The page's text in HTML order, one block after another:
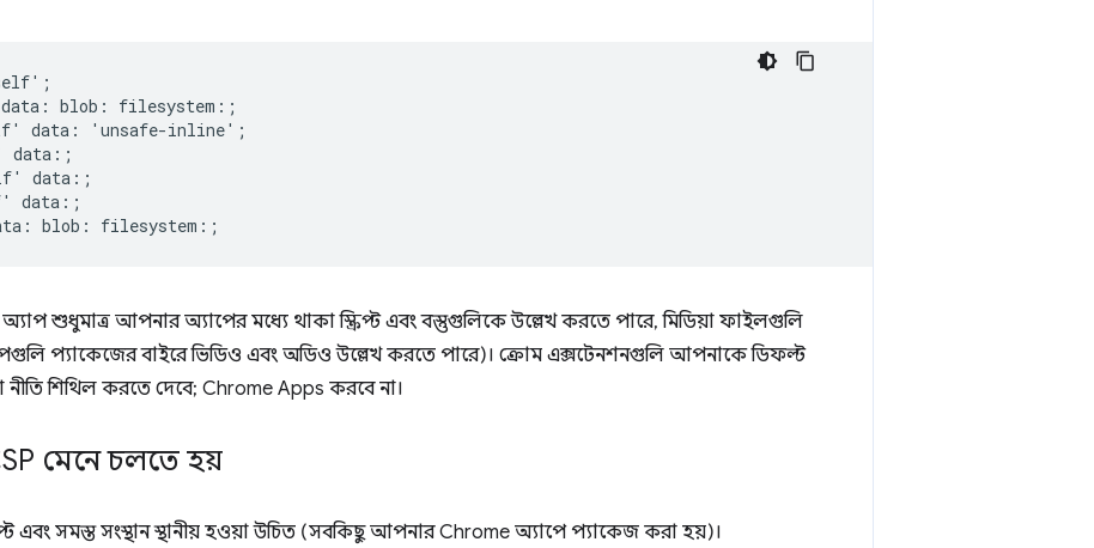
blob: filesystem:;
data: 'unsafe-inline';
data:;
data:;
data:;
শুধুমাত্র আপনার অ্যাপের মধ্যে থাকা স্ক্রিপ্ট এবং বস্তুগুলিকে উল্লেখ করতে পারে, মিডিয়া ফাইলগুলি
প্যাকেজের বাইরে ভিডিও এবং অডিও উল্লেখ করতে পারে)। ক্রোম এক্সটেনশনগুলি আপনাকে ডিফল্ট
নীতি শিথিল করতে দেবে; Chrome Apps করবে না।
মেনে চলতে হয়
এবং সমস্ত সংস্থান স্থানীয় হওয়া উচিত (সবকিছু আপনার Chrome অ্যাপে প্যাকেজ করা হয়)।